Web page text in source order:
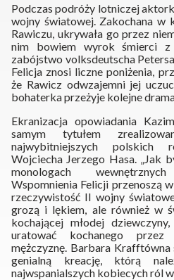
Podczas podróży lotniczej
wojny światowej. Zakochana
Rawiczu, ukrywała go przez
nim bowiem wyrok śmierci
zabójstwo volksdeutscha
Felicja znosi liczne poniżenia,
że Rawicz odwzajemni jej
bohaterka przeżyje kolejne
Ekranizacja opowiadania
samym tytułem
najwybitniejszych polskich
Wojciecha Jerzego Hasa. „Jak
monologach
Wspomnienia Felicji przenoszą
rzeczywistość II wojny
grozą i lękiem, ale również w
kochającej młodej
uratować kochanego
mężczyznę. Barbara Krafftówna
genialną kreację, którą
najwspanialszych kobiecych ról